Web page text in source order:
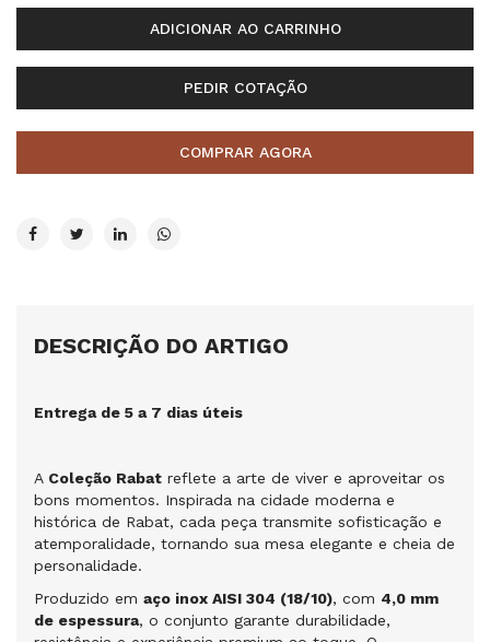
ADICIONAR AO CARRINHO
PEDIR COTAÇÃO
COMPRAR AGORA
DESCRIÇÃO DO ARTIGO
Entrega de 5 a 7 dias úteis
A Coleção Rabat reflete a arte de viver e aproveitar os
bons momentos. Inspirada na cidade moderna e
histórica de Rabat, cada peça transmite sofisticação e
atemporalidade, tornando sua mesa elegante e cheia de
personalidade.
Produzido em aço inox AISI 304 (18/10), com 4,0 mm
de espessura, o conjunto garante durabilidade,